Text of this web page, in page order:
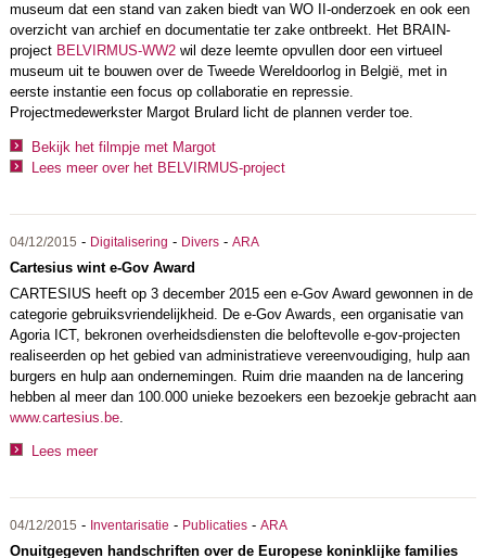
museum dat een stand van zaken biedt van WO II-onderzoek en ook een
overzicht van archief en documentatie ter zake ontbreekt. Het BRAIN-
project BELVIRMUS-WW2wil deze leemte opvullen door een virtueel
museum uit te bouwen over de Tweede Wereldoorlog in België, met in
eerste instantie een focus op collaboratie en repressie.
Projectmedewerkster Margot Brulard licht de plannen verder toe.
Bekijk het filmpje met Margot
Lees meer over het BELVIRMUS-project
04/12/2015 - Digitalisering - Divers- ARA
Cartesius wint e-Gov Award
CARTESIUS heeft op 3 december 2015 een e-Gov Award gewonnen in de
categorie gebruiksvriendelijkheid. De e-Gov Awards, een organisatie van
Agoria ICT, bekronen overheidsdiensten die beloftevolle e-gov-projecten
realiseerden op het gebied van administratieve vereenvoudiging, hulp aan
burgers en hulp aan ondernemingen. Ruim drie maanden na de lancering
hebben al meer dan 100.000 unieke bezoekers een bezoekje gebracht aan
www.cartesius.be.
Lees meer
04/12/2015 - Inventarisatie - Publicaties- ARA
Onuitgegeven handschriften over de Europese koninklijke families